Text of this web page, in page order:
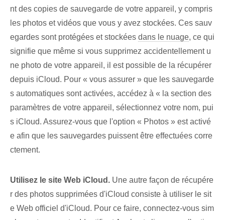
nt des copies de sauvegarde de votre appareil, y compris
les photos et vidéos que vous y avez stockées. Ces ⁢sauv
egardes ⁤sont‍ protégées et stockées dans le nuage, ce qui
signifie que même si vous supprimez accidentellement u
ne photo de votre appareil, il est possible de la récupérer
depuis iCloud. Pour « vous assurer » que les sauvegarde
s automatiques sont activées, accédez à « la section des
paramètres de votre appareil, sélectionnez votre nom, pui
s iCloud. Assurez-vous que l'option « Photos » est activé
e afin que les sauvegardes puissent être effectuées corre
ctement.
Utilisez le site Web iCloud. Une autre façon de récupére
r des photos supprimées d'iCloud consiste à utiliser le sit
e Web officiel d'iCloud. Pour ce faire, connectez-vous sim